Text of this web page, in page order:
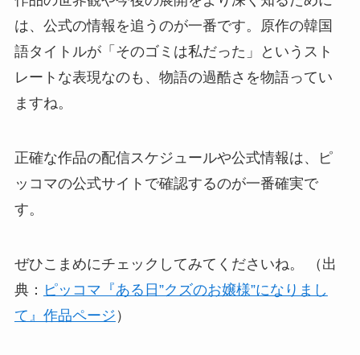
は、公式の情報を追うのが一番です。原作の韓国
語タイトルが「そのゴミは私だった」というスト
レートな表現なのも、物語の過酷さを物語ってい
ますね。
正確な作品の配信スケジュールや公式情報は、ピ
ッコマの公式サイトで確認するのが一番確実で
す。
ぜひこまめにチェックしてみてくださいね。 （出
典： ピッコマ『ある日”クズのお嬢様”になりまし
て』作品ページ ）